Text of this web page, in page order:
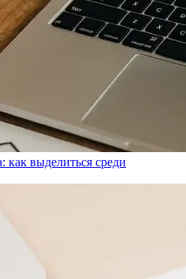
как выделиться среди